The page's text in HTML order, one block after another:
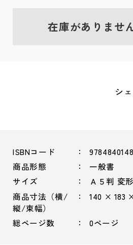
在庫がありませ
シ
ISBNコード
商品形態
一般書
サイズ
Ａ５判 変形
商品寸法（横/
縦/束幅）
140 × 183
総ページ数 0ページ